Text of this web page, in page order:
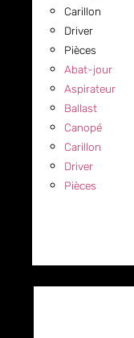
Carillon
Driver
Pièces
Abat-jour
Aspirateur
Ballast
Canopé
Carillon
Driver
Pièces